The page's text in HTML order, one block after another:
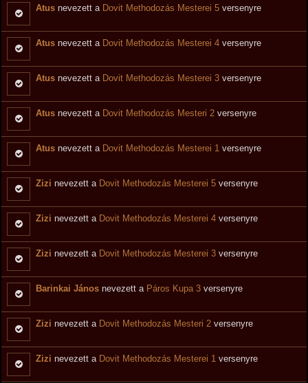
Atus nevezett a Dovit Methodozás Mesterei 5 versenyre
Atus nevezett a Dovit Methodozás Mesterei 4 versenyre
Atus nevezett a Dovit Methodozás Mesterei 3 versenyre
Atus nevezett a Dovit Methodozás Mesteri 2 versenyre
Atus nevezett a Dovit Methodozás Mesterei 1 versenyre
Zizi nevezett a Dovit Methodozás Mesterei 5 versenyre
Zizi nevezett a Dovit Methodozás Mesterei 4 versenyre
Zizi nevezett a Dovit Methodozás Mesterei 3 versenyre
Barinkai János nevezett a Páros Kupa 3 versenyre
Zizi nevezett a Dovit Methodozás Mesteri 2 versenyre
Zizi nevezett a Dovit Methodozás Mesterei 1 versenyre